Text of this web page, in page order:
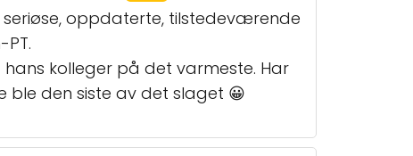
oppdaterte, tilstedeværende
kolleger på det varmeste. Har
den siste av det slaget 😀